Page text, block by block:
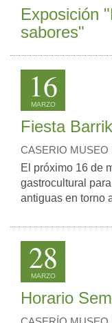
Exposición
sabores"
16
MARZO
Fiesta
CASERIO MUSEO
El próximo 16 de
gastrocultural
antiguas en torno
28
MARZO
Horario